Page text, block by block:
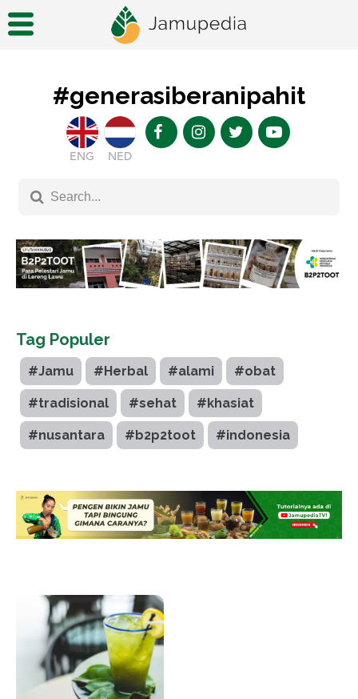
#generasiberanipahit
ENG NED
Tag Populer
#Jamu #Herbal #alami #obat
#tradisional #sehat #khasiat
#nusantara #b2p2toot #indonesia